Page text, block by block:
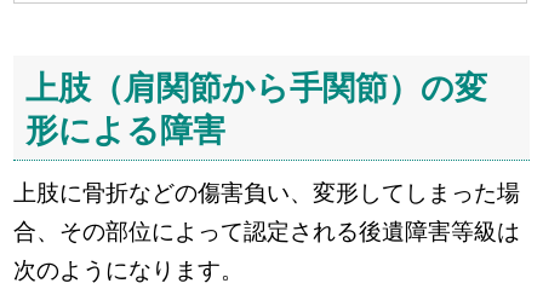
上肢（肩関節から手関節）の変
形による障害
上肢に骨折などの傷害負い、変形してしまった場
合、その部位によって認定される後遺障害等級は
次のようになります。